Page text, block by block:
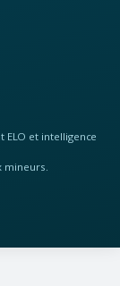
ELO et intelligence
mineurs.